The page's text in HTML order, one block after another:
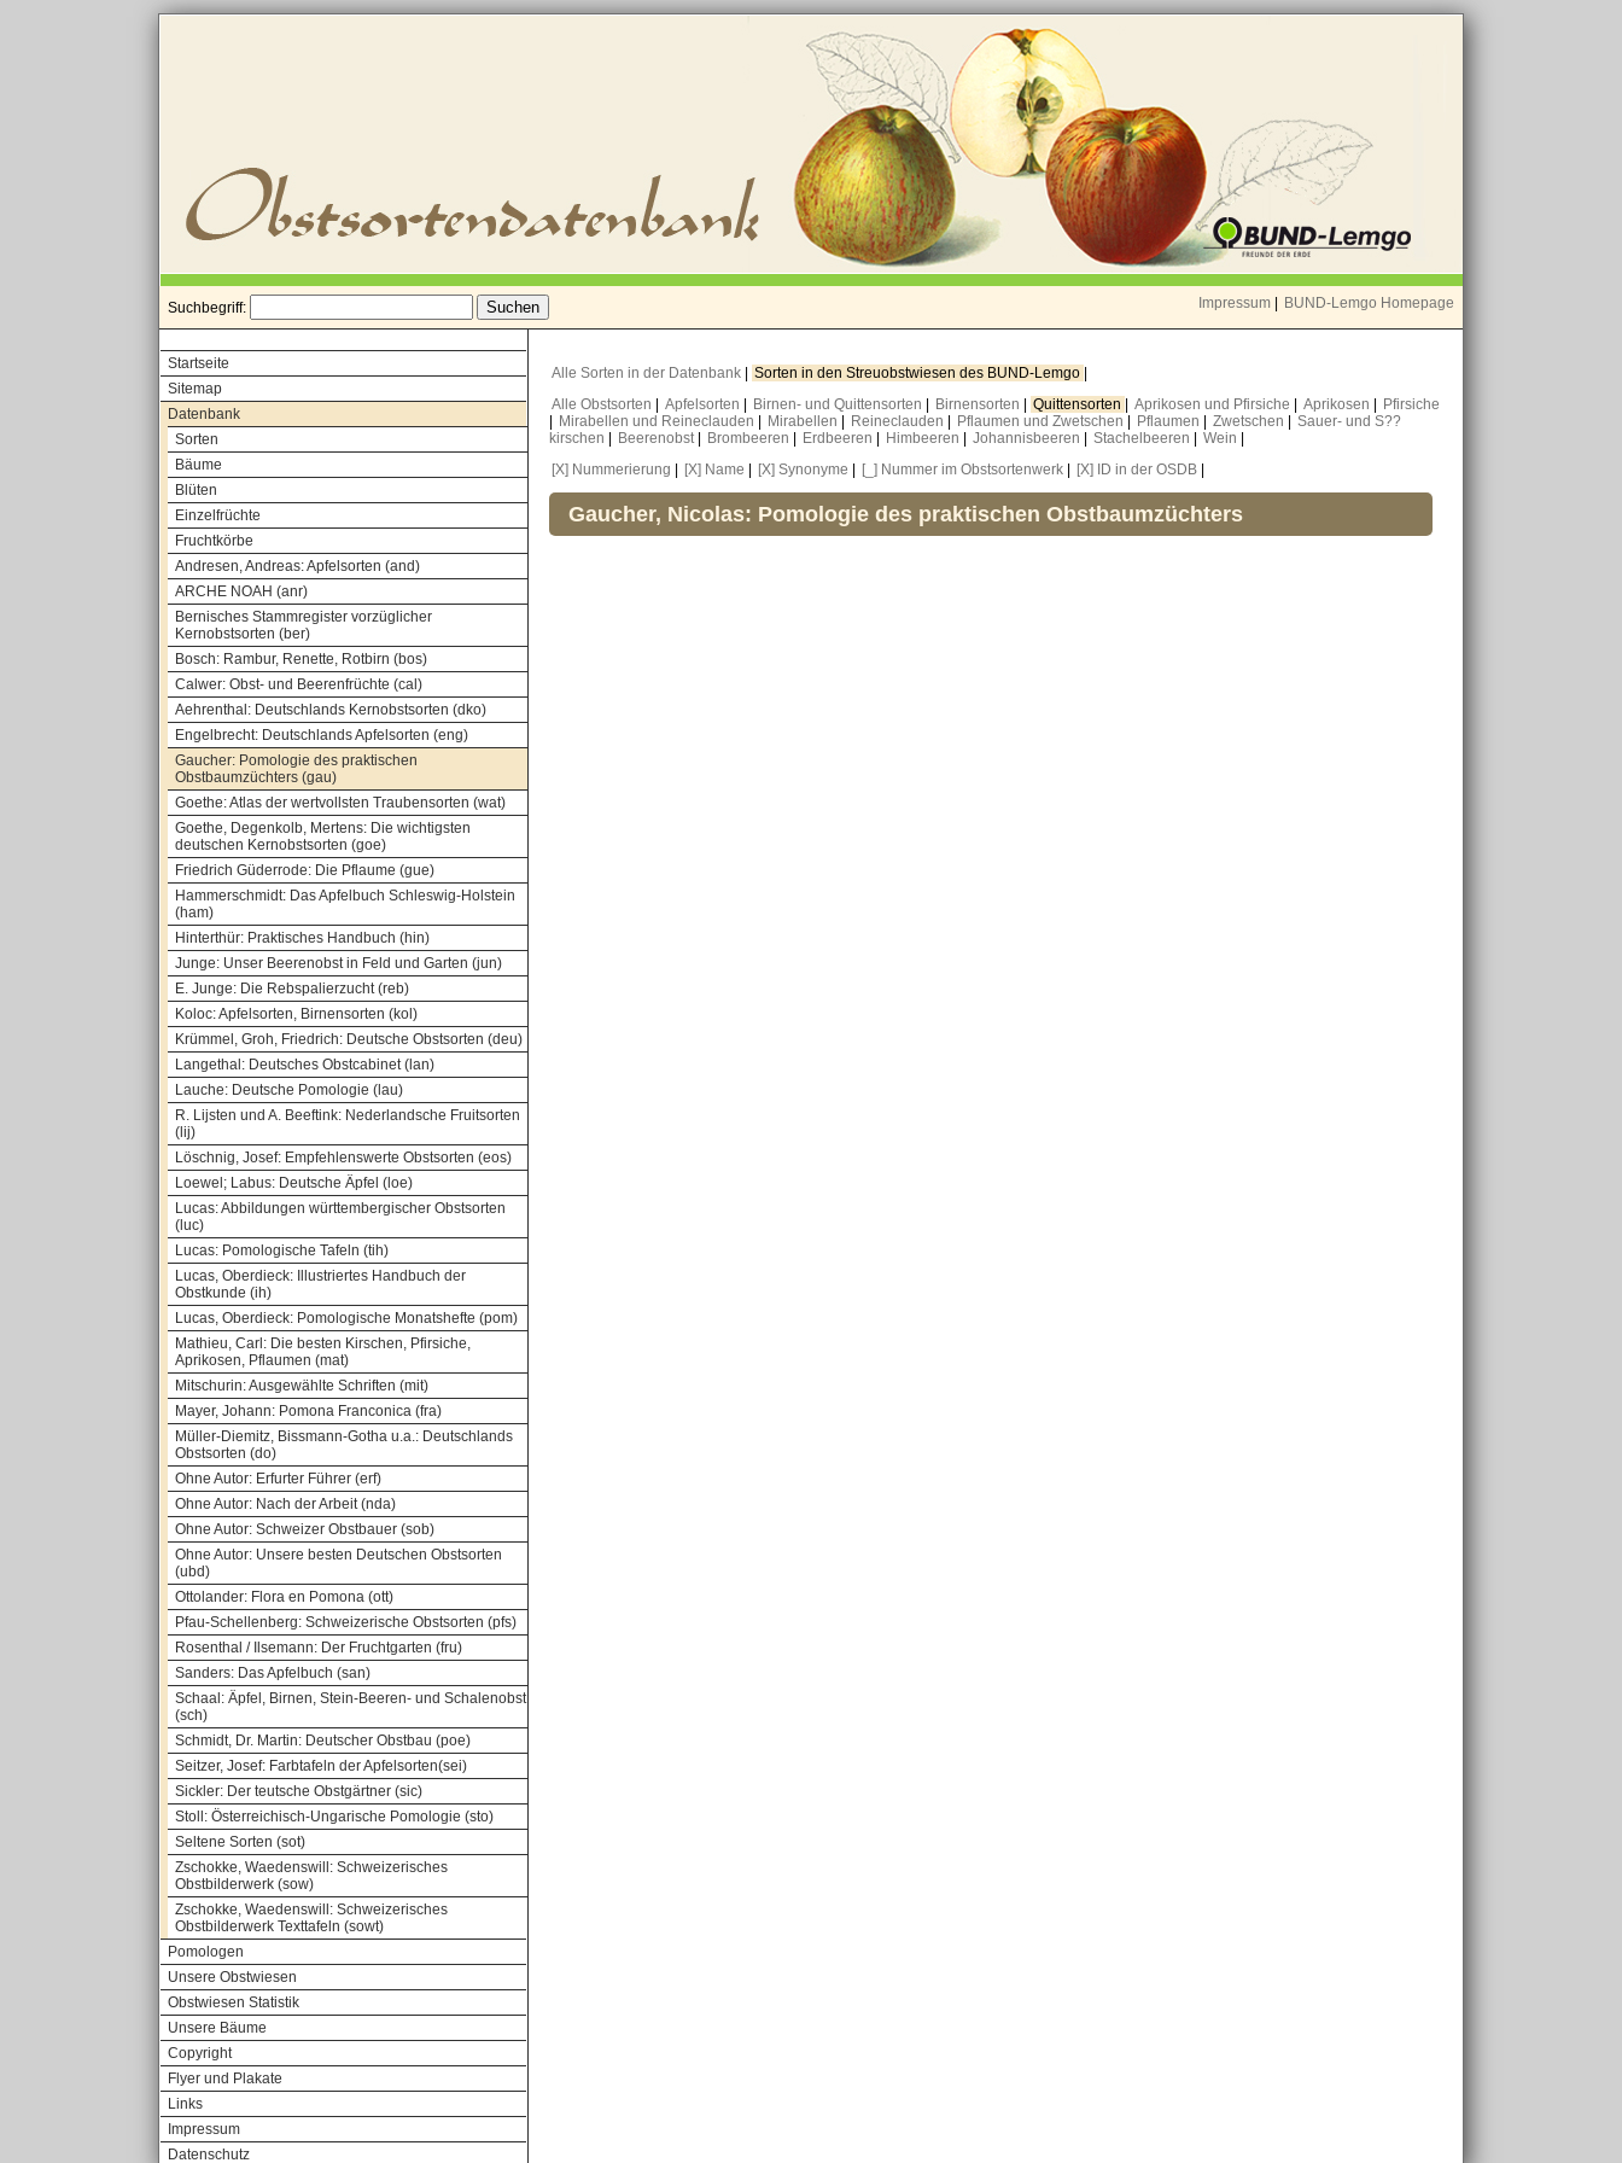
Suchbegriff: Impressum BUND-Lemgo Homepage
Startseite
Sitemap
Datenbank
Sorten
Bäume
Blüten
Einzelfrüchte
Fruchtkörbe
Andresen, Andreas: Apfelsorten (and)
ARCHE NOAH (anr)
Bernisches Stammregister vorzüglicher
Kernobstsorten (ber)
Bosch: Rambur, Renette, Rotbirn (bos)
Calwer: Obst- und Beerenfrüchte (cal)
Aehrenthal: Deutschlands Kernobstsorten (dko)
Engelbrecht: Deutschlands Apfelsorten (eng)
Gaucher: Pomologie des praktischen
Obstbaumzüchters (gau)
Goethe: Atlas der wertvollsten Traubensorten (wat)
Goethe, Degenkolb, Mertens: Die wichtigsten
deutschen Kernobstsorten (goe)
Friedrich Güderrode: Die Pflaume (gue)
Hammerschmidt: Das Apfelbuch Schleswig-Holstein
(ham)
Hinterthür: Praktisches Handbuch (hin)
Junge: Unser Beerenobst in Feld und Garten (jun)
E. Junge: Die Rebspalierzucht (reb)
Koloc: Apfelsorten, Birnensorten (kol)
Krümmel, Groh, Friedrich: Deutsche Obstsorten (deu)
Langethal: Deutsches Obstcabinet (lan)
Lauche: Deutsche Pomologie (lau)
R. Lijsten und A. Beeftink: Nederlandsche Fruitsorten
(lij)
Löschnig, Josef: Empfehlenswerte Obstsorten (eos)
Loewel; Labus: Deutsche Äpfel (loe)
Lucas: Abbildungen württembergischer Obstsorten
(luc)
Lucas: Pomologische Tafeln (tih)
Lucas, Oberdieck: Illustriertes Handbuch der
Obstkunde (ih)
Lucas, Oberdieck: Pomologische Monatshefte (pom)
Mathieu, Carl: Die besten Kirschen, Pfirsiche,
Aprikosen, Pflaumen (mat)
Mitschurin: Ausgewählte Schriften (mit)
Mayer, Johann: Pomona Franconica (fra)
Müller-Diemitz, Bissmann-Gotha u.a.: Deutschlands
Obstsorten (do)
Ohne Autor: Erfurter Führer (erf)
Ohne Autor: Nach der Arbeit (nda)
Ohne Autor: Schweizer Obstbauer (sob)
Ohne Autor: Unsere besten Deutschen Obstsorten
(ubd)
Ottolander: Flora en Pomona (ott)
Pfau-Schellenberg: Schweizerische Obstsorten (pfs)
Rosenthal / Ilsemann: Der Fruchtgarten (fru)
Sanders: Das Apfelbuch (san)
Schaal: Äpfel, Birnen, Stein-Beeren- und Schalenobst
(sch)
Schmidt, Dr. Martin: Deutscher Obstbau (poe)
Seitzer, Josef: Farbtafeln der Apfelsorten(sei)
Sickler: Der teutsche Obstgärtner (sic)
Stoll: Österreichisch-Ungarische Pomologie (sto)
Seltene Sorten (sot)
Zschokke, Waedenswill: Schweizerisches
Obstbilderwerk (sow)
Zschokke, Waedenswill: Schweizerisches
Obstbilderwerk Texttafeln (sowt)
Pomologen
Unsere Obstwiesen
Obstwiesen Statistik
Unsere Bäume
Copyright
Flyer und Plakate
Links
Impressum
Datenschutz
Alle Sorten in der Datenbank Sorten in den Streuobstwiesen des BUND-Lemgo
Alle Obstsorten
Apfelsorten Birnen- und Quittensorten Birnensorten Quittensorten Aprikosen und Pfirsiche Aprikosen
Pfirsiche
Mirabellen und Reineclauden Mirabellen Reineclauden Pflaumen und Zwetschen Pflaumen Zwetschen
Sauer- und S??
kirschen
Beerenobst Brombeeren Erdbeeren Himbeeren Johannisbeeren Stachelbeeren Wein
[X] Nummerierung
[X] Name [X] Synonyme [_] Nummer im Obstsortenwerk [X] ID in der OSDB
Gaucher, Nicolas: Pomologie des praktischen Obstbaumzüchters